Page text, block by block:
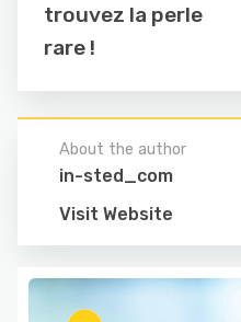
trouvez la perle
rare !
About the author
in-sted_com
Visit Website